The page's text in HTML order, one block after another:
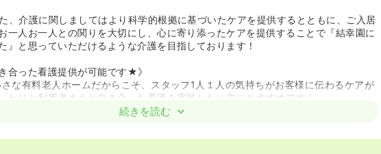
、介護に関しましてはより科学的根拠に基づいたケアを提供するとともに、ご入居
一人お一人との関りを大切にし、心に寄り添ったケアを提供することで『結幸園に
』と思っていただけるような介護を目指しております！
合った看護提供が可能です★》
な有料老人ホームだからこそ、スタッフ1人１人の気持ちがお客様に伝わるケアが
かりと利用者さまと向き合った看護を実施したい方におすすめです！
まへ提供をされるお食事は、委託業者による季節の野菜を取り入れ、栄養バランス
続きを読む